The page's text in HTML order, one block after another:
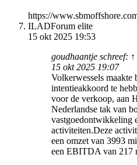
https://
ILADForum elite
15 okt 2025 19:53
goudhaantje schreef: ↑
15 okt 2025 19:07
Volkerwessels maakte
intentieakkoord te
voor de verkoop, aan
Nederlandse tak van
vastgoedontwikkeling
activiteiten.Deze
een omzet van 3993
een EBITDA van 217